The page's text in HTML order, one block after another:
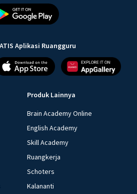
Aplikasi Ruangguru
Produk Lainnya
Brain Academy Online
English Academy
Skill Academy
Ruangkerja
Schoters
Kalananti